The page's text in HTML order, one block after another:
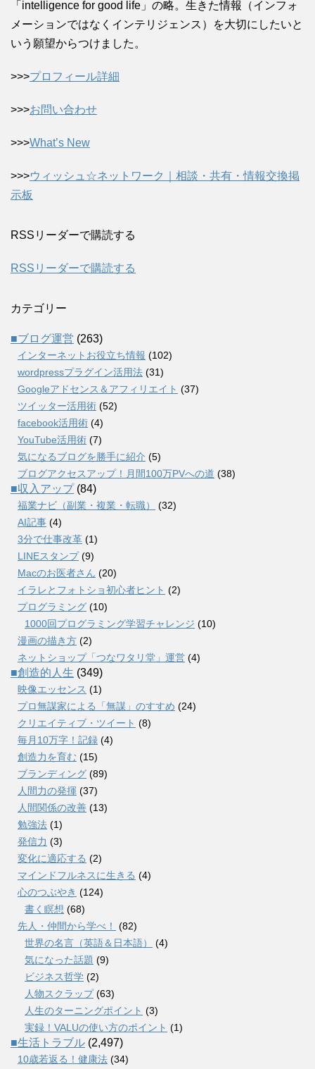
「intelligence for good life」の略。生きた情報（インフォ
メーションではなくインテリジェンス）を大切にしたいと
いう願望からつけました。
>>>プロフィール詳細
>>>お問い合わせ
>>>What’s New
>>>ウィッシュ☆ネットワーク｜相談・共有・情報交換掲
示板
RSSリーダーで購読する
RSSリーダーで購読する
カテゴリー
■ブログ運営 (263)
インターネットお役立ち情報 (102)
wordpressプラグイン活用法 (31)
Googleアドセンス＆アフィリエイト (37)
ツイッター活用術 (52)
facebook活用術 (4)
YouTube活用術 (7)
気になるブログを勝手に紹介 (5)
ブログアクセスアップ！月間100万PVへの道 (38)
■収入アップ(84)
福業ナビ（副業・複業・転職）
(32)
AI記事 (4)
3分で仕事改革 (1)
LINEスタンプ(9)
Macのお医者さん (20)
イラレとフォトショ初心者ヒント (2)
プログラミング (10)
1000回プログラミング学習チャレンジ (10)
漫画の描き方 (2)
ネットショップ「つなワタリ堂」運営 (4)
■創造的人生 (349)
映像エッセンス (1)
プロ無謀家による「無謀」のすすめ (24)
クリエイティブ・ツイート (8)
毎月10万字！記録 (4)
創造力を育む (15)
ブランディング (89)
人間力の発揮 (37)
人間関係の改善 (13)
勉強法 (1)
発信力 (3)
変化に適応する (2)
マインドフルネスに生きる (4)
心のつぶやき (124)
書く瞑想 (68)
先人・仲間から学べ！
(82)
世界の名言（英語＆日本語）
(4)
気になった話題 (9)
ビジネス哲学 (2)
人物スクラップ(63)
人生のターニングポイント (3)
実録！VALUの使い方のポイント (1)
■生活トラブル (2,497)
10歳若返る！健康法 (34)